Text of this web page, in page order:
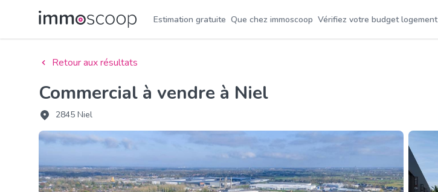
Estimation gratuite Que chez immoscoop Vérifiez votre budget logement
Retour aux résultats
Commercial à vendre à Niel
2845 Niel